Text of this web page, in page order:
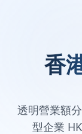
香
透明營業額
型企業